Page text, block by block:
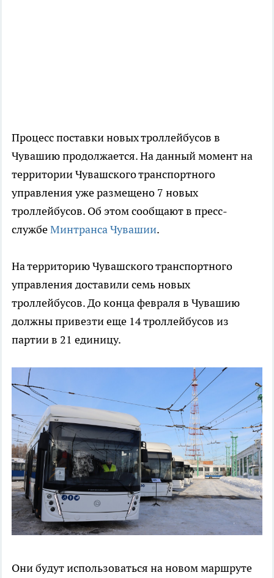
Процесс поставки новых троллейбусов в
Чувашию продолжается. На данный момент на
территории Чувашского транспортного
управления уже размещено 7 новых
троллейбусов. Об этом сообщают в пресс-
службеМинтранса Чувашии.
На территорию Чувашского транспортного
управления доставили семь новых
троллейбусов. До конца февраля в Чувашию
должны привезти еще 14 троллейбусов из
партии в 21 единицу.
Они будут использоваться на новом маршруте